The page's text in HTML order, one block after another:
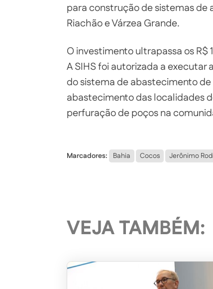
para construção de sistemas
Riachão e Várzea Grande.
O investimento ultrapassa os
A SIHS foi autorizada a
do sistema de abastecimento
abastecimento das localidades
perfuração de poços na
Marcadores: Bahia Cocos Jerônimo
VEJA TAMBÉM: